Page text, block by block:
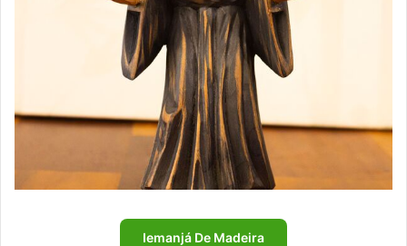
Iemanjá De Madeira